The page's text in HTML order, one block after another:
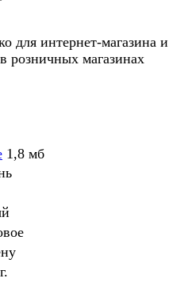
для интернет-магазина и
розничных магазинах
1,8 мб